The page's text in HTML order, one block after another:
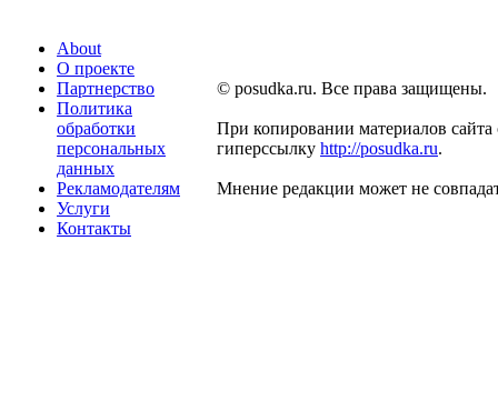
About
О проекте
Партнерство
Политика
обработки
персональных
данных
Рекламодателям
Услуги
Контакты
© posudka.ru. Все права защищены.
При копировании материалов сайта
гиперссылку http://posudka.ru.
Мнение редакции может не